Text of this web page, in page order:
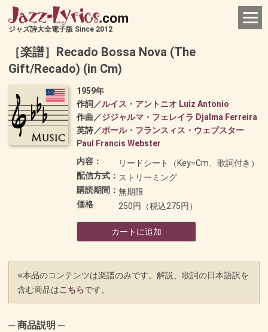
ジャズ詩大全電子版 Since 2012
［楽譜］Recado Bossa Nova (The
Gift/Recado) (in Cm)
1959年
作詞／ルイス・アントニオ Luiz Antonio
作曲／ジジャルマ・フェレイラ Djalma Ferreira
英詩／ポール・フランスィス・ウェブスター
Paul Francis Webster
内容：
リードシート（Key=Cm、歌詞付き）
配信方式： ストリーミング
購読期間： 無期限
価格
250円（税込275円）
カートに追加
※本品のコンテンツは楽譜のみです。解説、歌詞の日本語訳を
含む商品はこちらです。
─ 商品説明 ─